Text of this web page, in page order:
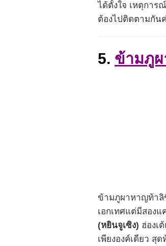
ได้ตั้งใจ เหตุการ
ต้องไปติดตามกัน
5. ข้ามภูผ
ข้ามภูผาหาญท้าลิ
เอกเทศแต่มีสอง
(หยินจูเซิง) ฮ่องเ
เพียงองค์เดียว สุ